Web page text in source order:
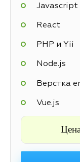
Javascript
React
PHP и Yii
Node.js
Верстка
Vue.js